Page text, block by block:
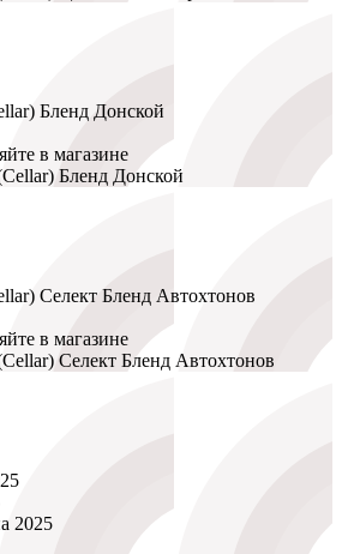
Бленд Донской
в магазине
Селект Бленд Автохтонов
в магазине
2025